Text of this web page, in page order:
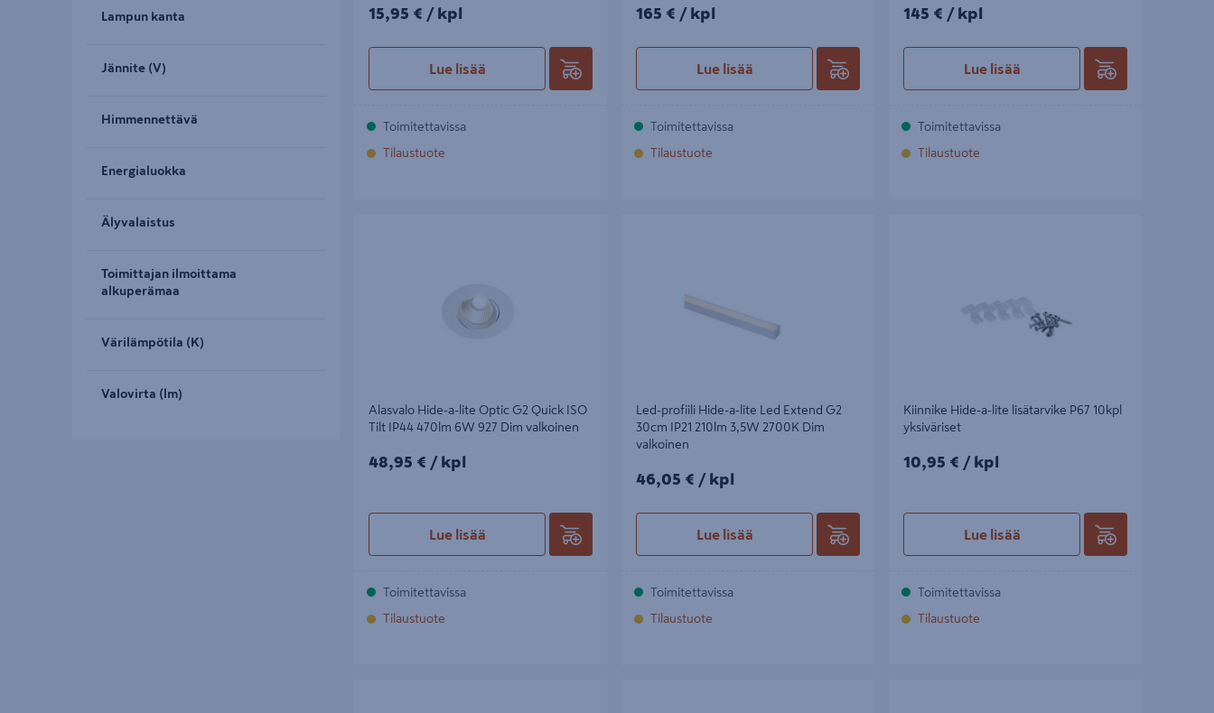
Lampun kanta
Jännite (V)
Himmennettävä
Energialuokka
Älyvalaistus
Toimittajan ilmoittama
alkuperämaa
Värilämpötila (K)
Valovirta (lm)
15,95€/kpl
15,95 € / kpl
Lue lisää
Toimitettavissa
Tilaustuote
165€/kpl
165 € / kpl
Lue lisää
Toimitettavissa
Tilaustuote
145€/kpl
145 € / kpl
Lue lisää
Toimitettavissa
Tilaustuote
Alasvalo Hide-a-lite Optic G2 Quick ISO
Tilt IP44 470lm 6W 927 Dim valkoinen
48,95€/kpl
48,95 € / kpl
Lue lisää
Toimitettavissa
Tilaustuote
Led-profiili Hide-a-lite Led Extend G2
30cm IP21 210lm 3,5W 2700K Dim
valkoinen
46,05€/kpl
46,05 € / kpl
Lue lisää
Toimitettavissa
Tilaustuote
Kiinnike Hide-a-lite lisätarvike P67 10kpl
yksiväriset
10,95€/kpl
10,95 € / kpl
Lue lisää
Toimitettavissa
Tilaustuote